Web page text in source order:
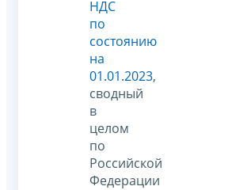
НДС
по
состоянию
на
01.01.2023,
сводный
в
целом
по
Российской
Федерации